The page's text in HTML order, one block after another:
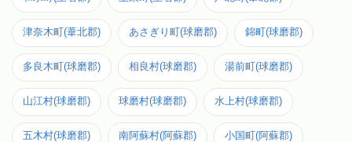
津奈木町(葦北郡) あさぎり町(球磨郡) 錦町(球磨郡)
多良木町(球磨郡) 相良村(球磨郡) 湯前町(球磨郡)
山江村(球磨郡) 球磨村(球磨郡) 水上村(球磨郡)
五木村(球磨郡) 南阿蘇村(阿蘇郡) 小国町(阿蘇郡)